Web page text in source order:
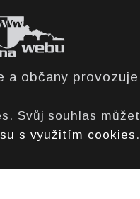
a občany
Svůj souhlas
s využitím cookies .